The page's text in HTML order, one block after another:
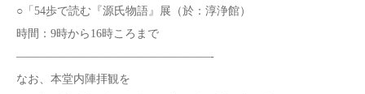
○「54歩で読む『源氏物語』展（於：淳浄館）
時間：9時から16時ころまで
—————————————————-
なお、本堂内陣拝観を